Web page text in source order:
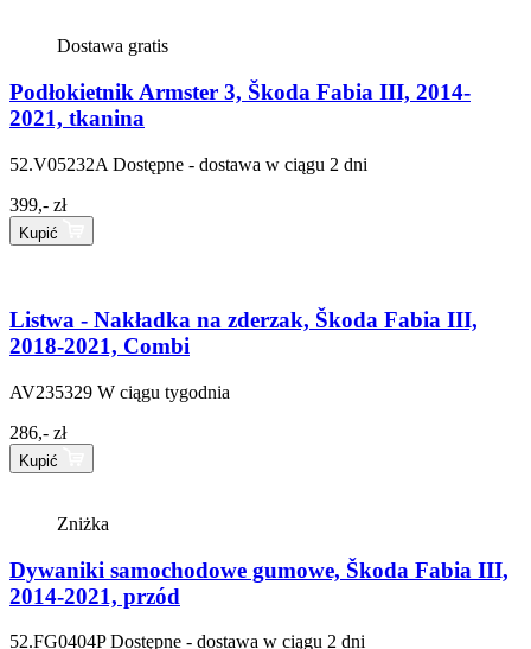
Dostawa gratis
Podłokietnik Armster 3, Škoda Fabia III, 2014-
2021, tkanina
52.V05232A Dostępne - dostawa w ciągu 2 dni
399,- zł
Kupić
Listwa - Nakładka na zderzak, Škoda Fabia III,
2018-2021, Combi
AV235329 W ciągu tygodnia
286,- zł
Kupić
Zniżka
Dywaniki samochodowe gumowe, Škoda Fabia III,
2014-2021, przód
52.FG0404P Dostępne - dostawa w ciągu 2 dni